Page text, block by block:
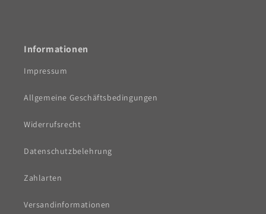
Informationen
Impressum
Allgemeine Geschäftsbedingungen
Widerrufsrecht
Datenschutzbelehrung
Zahlarten
Versandinformationen